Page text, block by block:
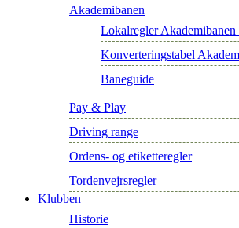
Akademibanen
Lokalregler
Konverteringstabel
Baneguide
Pay & Play
Driving range
Ordens- og etiketteregler
Tordenvejrsregler
Klubben
Historie